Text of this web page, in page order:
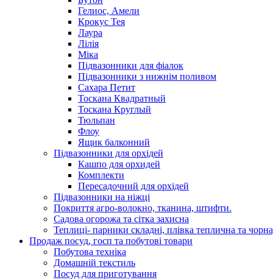
Гелиос, Амели
Крокус Тея
Лаура
Лілія
Міка
Підвазонники для фіалок
Підвазонники з нижнім поливом
Сахара Петит
Тоскана Квадратный
Тоскана Круглый
Тюльпан
Флоу
Ящик балконний
Підвазонники для орхідей
Кашпо для орхидей
Комплекти
Пересадочний для орхідей
Підвазонники на ніжці
Покриття агро-волокно, тканина, штифти.
Садова огорожа та сітка захисна
Теплиці- парники складні, плівка теплична та
Продаж посуд, госп та побутові товари
Побутова техніка
Домашній текстиль
Посуд для приготування